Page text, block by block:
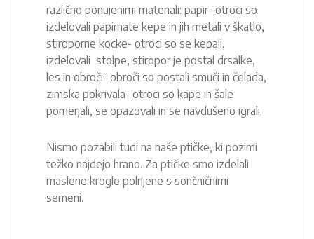
različno ponujenimi materiali: papir- otroci so
izdelovali papirnate kepe in jih metali v škatlo,
stiroporne kocke- otroci so se kepali,
izdelovali stolpe, stiropor je postal drsalke,
les in obroči- obroči so postali smuči in čelada,
zimska pokrivala- otroci so kape in šale
pomerjali, se opazovali in se navdušeno igrali.
Nismo pozabili tudi na naše ptičke, ki pozimi
težko najdejo hrano. Za ptičke smo izdelali
maslene krogle polnjene s sončničnimi
semeni.